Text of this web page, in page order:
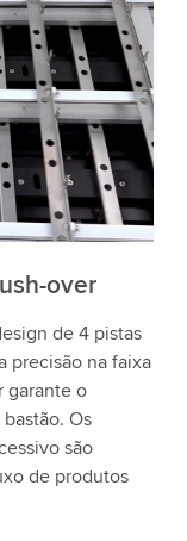
para
incorporar
dados sobre
e
vídeo.
over
de 4 pistas
precisão na faixa
garante o
Os
são
de produtos